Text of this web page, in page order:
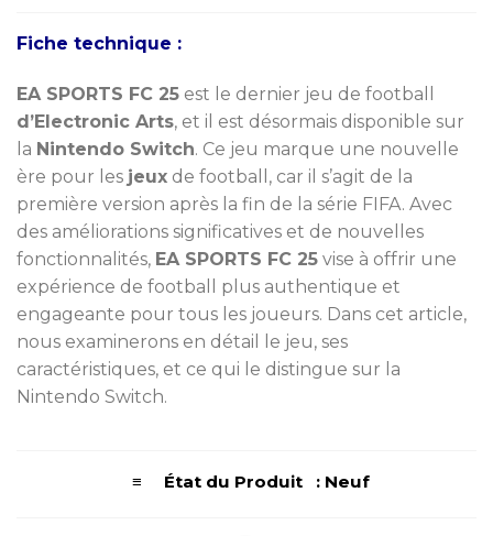
Fiche technique :
EA SPORTS FC 25 est le dernier jeu de football
d’Electronic Arts, et il est désormais disponible sur
la Nintendo Switch. Ce jeu marque une nouvelle
ère pour les jeux de football, car il s’agit de la
première version après la fin de la série FIFA. Avec
des améliorations significatives et de nouvelles
fonctionnalités, EA SPORTS FC 25 vise à offrir une
expérience de football plus authentique et
engageante pour tous les joueurs. Dans cet article,
nous examinerons en détail le jeu, ses
caractéristiques, et ce qui le distingue sur la
Nintendo Switch.
≡ État du Produit : Neuf